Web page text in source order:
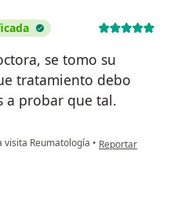
se tomo su
tratamiento debo
a probar que tal.
visita Reumatología • en opinión del
Reportar